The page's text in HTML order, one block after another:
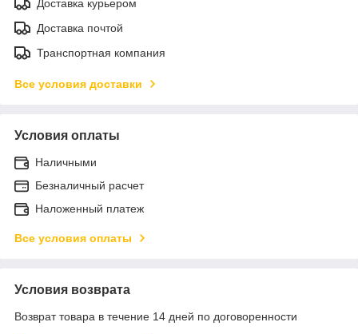
Доставка курьером
Доставка почтой
Транспортная компания
Все условия доставки
Условия оплаты
Наличными
Безналичный расчет
Наложенный платеж
Все условия оплаты
Условия возврата
Возврат товара в течение 14 дней по договоренности